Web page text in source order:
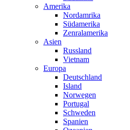
Amerika
Nordamrika
Südamerika
Zenralamerika
Asien
Russland
Vietnam
Europa
Deutschland
Island
Norwegen
Portugal
Schweden
Spanien